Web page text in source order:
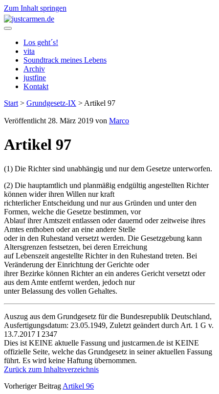
Zum Inhalt springen
justcarmen.de
Los geht´s!
vita
Soundtrack meines Lebens
Archiv
justfine
Kontakt
Start > Grundgesetz-IX > Artikel 97
Veröffentlicht 28. März 2019 von Marco
Artikel 97
(1) Die Richter sind unabhängig und nur dem Gesetze unterworfen.
(2) Die hauptamtlich und planmäßig endgültig angestellten Richter
können wider ihren Willen nur kraft
richterlicher Entscheidung und nur aus Gründen und unter den
Formen, welche die Gesetze bestimmen, vor
Ablauf ihrer Amtszeit entlassen oder dauernd oder zeitweise ihres
Amtes enthoben oder an eine andere Stelle
oder in den Ruhestand versetzt werden. Die Gesetzgebung kann
Altersgrenzen festsetzen, bei deren Erreichung
auf Lebenszeit angestellte Richter in den Ruhestand treten. Bei
Veränderung der Einrichtung der Gerichte oder
ihrer Bezirke können Richter an ein anderes Gericht versetzt oder
aus dem Amte entfernt werden, jedoch nur
unter Belassung des vollen Gehaltes.
Auszug aus dem Grundgesetz für die Bundesrepublik Deutschland,
Ausfertigungsdatum: 23.05.1949, Zuletzt geändert durch Art. 1 G v.
13.7.2017 I 2347
Dies ist KEINE aktuelle Fassung und justcarmen.de ist KEINE
offizielle Seite, welche das Grundgesetz in seiner aktuellen Fassung
führt. Es wird keine Haftung übernommen.
Zurück zum Inhaltsverzeichnis
Vorheriger Beitrag Artikel 96